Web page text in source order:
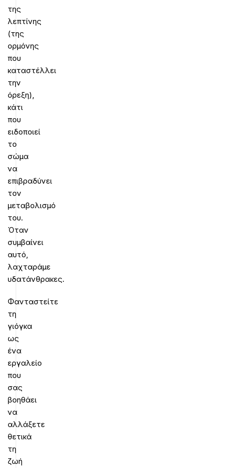
της
λεπτίνης
(της
ορμόνης
που
καταστέλλει
την
όρεξη),
κάτι
που
ειδοποιεί
το
σώμα
να
επιβραδύνει
τον
μεταβολισμό
του.
Όταν
συμβαίνει
αυτό,
λαχταράμε
υδατάνθρακες.
Φανταστείτε
τη
γιόγκα
ως
ένα
εργαλείο
που
σας
βοηθάει
να
αλλάξετε
θετικά
τη
ζωή